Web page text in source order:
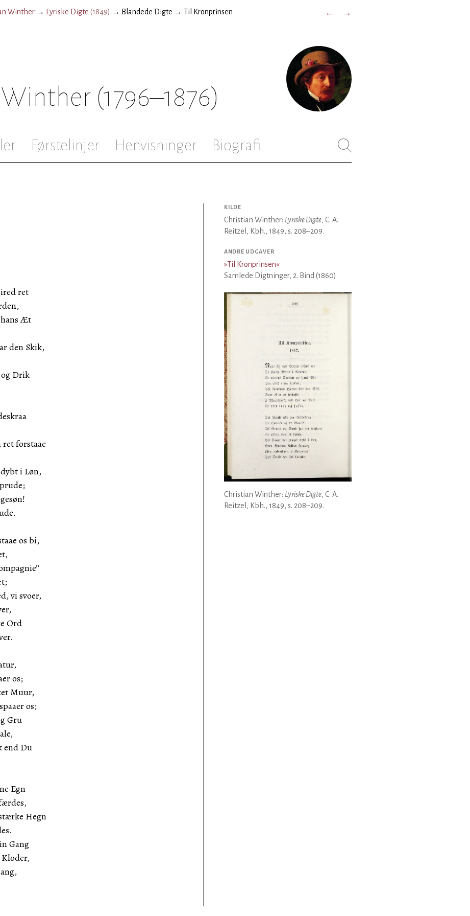
Winther → Lyriske Digte (1849) → Blandede Digte → Til Kronprinsen ← →
(1796–1876)
Førstelinjer Henvisninger Biografi
ret
Æt
den Skik,
Drik
forstaae
i Løn,
os bi,
vi svoer,
Ord
os;
Muur,
os;
Gru
end Du
Egn
Hegn
Gang
KILDE
Christian Winther: Lyriske Digte, C. A.
Reitzel, Kbh., 1849, s. 208–209.
ANDRE UDGAVER
»Til Kronprinsen«
Samlede Digtninger, 2. Bind (1860)
Christian Winther: Lyriske Digte, C. A.
Reitzel, Kbh., 1849, s. 208–209.